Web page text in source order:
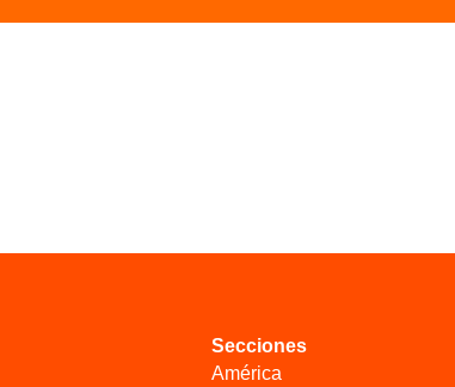
Secciones
América